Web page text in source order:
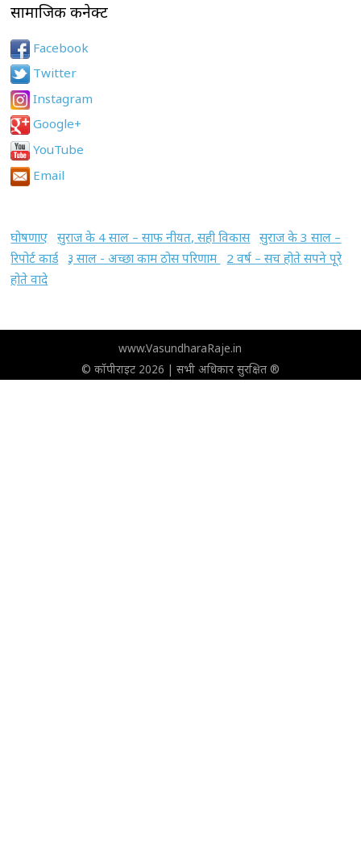
सामाजिक कनेक्ट
Facebook
Twitter
Instagram
Google+
YouTube
Email
घोषणाए सुराज के 4 साल – साफ नीयत, सही विकास सुराज के 3 साल –
रिपोर्ट कार्ड
३ साल - अच्छा काम ठोस परिणाम
2 वर्ष – सच होते सपने पूरे
होते वादे
www.VasundharaRaje.in
© कॉपीराइट 2026 | सभी अधिकार सुरक्षित ®